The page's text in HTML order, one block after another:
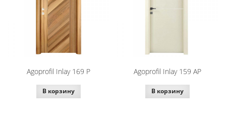
Agoprofil Inlay 169 P
В корзину
Agoprofil Inlay 159 AP
В корзину